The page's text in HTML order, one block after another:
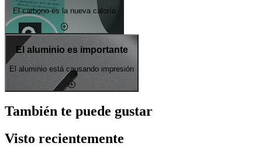
El carbono es la nueva caloría
El aluminio es importante
El aluminio está causando impresión
También te puede gustar
Visto recientemente